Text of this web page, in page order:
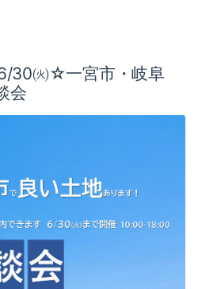
30㈫☆一宮市・岐阜
会